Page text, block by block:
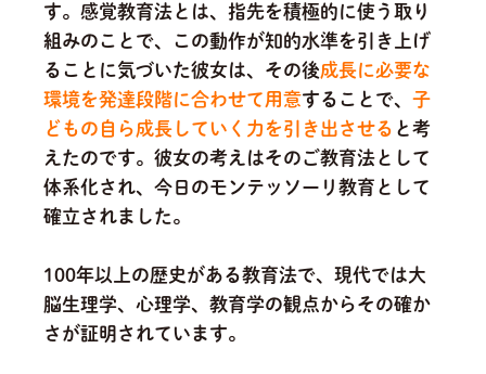
す。感覚教育法とは、指先を積極的に使う取り
組みのことで、この動作が知的水準を引き上げ
ることに気づいた彼女は、その後成長に必要な
環境を発達段階に合わせて用意することで、子
どもの自ら成長していく力を引き出させる と考
えたのです。彼女の考えはそのご教育法として
体系化され、今日のモンテッソーリ教育として
確立されました。
100年以上の歴史がある教育法で、現代では大
脳生理学、心理学、教育学の観点からその確か
さが証明されています。